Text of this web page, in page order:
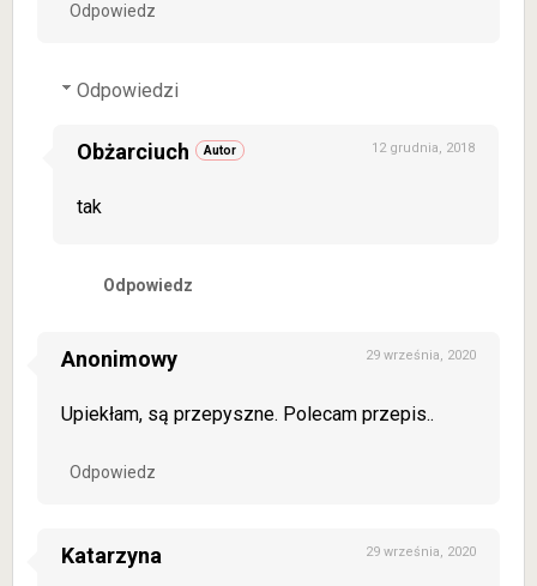
Odpowiedz
Odpowiedzi
Obżarciuch 12 grudnia, 2018
tak
Odpowiedz
Anonimowy 29 września, 2020
Upiekłam, są przepyszne. Polecam przepis..
Odpowiedz
Katarzyna 29 września, 2020